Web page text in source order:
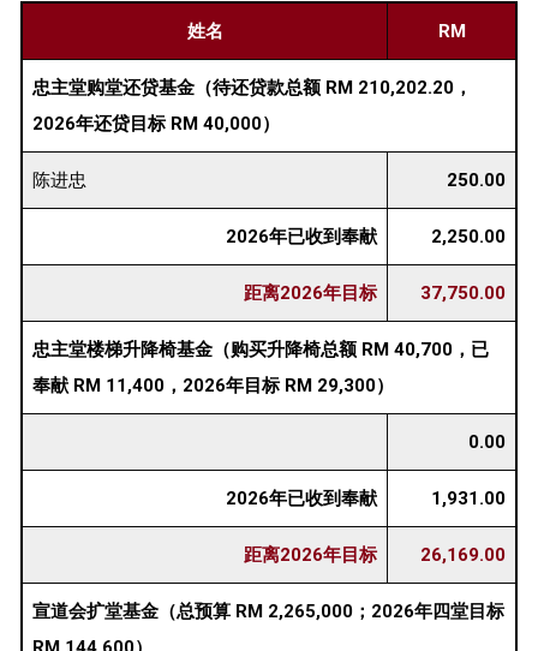
姓名 RM
忠主堂购堂还贷基金（待还贷款总额 RM 210,202.20，
2026年还贷目标 RM 40,000）
陈进忠 250.00
2026年已收到奉献 2,250.00
距离2026年目标 37,750.00
忠主堂楼梯升降椅基金（购买升降椅总额 RM 40,700，已
奉献 RM 11,400，2026年目标 RM 29,300）
0.00
2026年已收到奉献 1,931.00
距离2026年目标 26,169.00
宣道会扩堂基金（总预算 RM 2,265,000；2026年四堂目标